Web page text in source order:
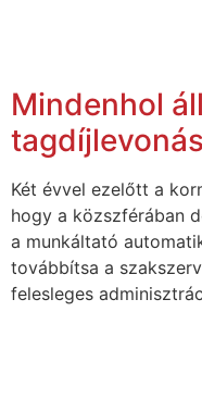
Mindenhol
Két évvel ezelőtt a
hogy a közszférában
a munkáltató
továbbítsa a
felesleges